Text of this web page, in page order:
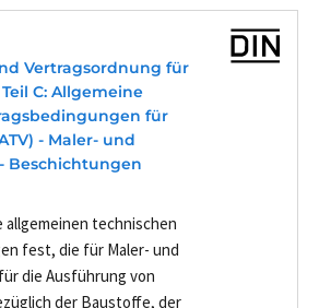
Vertragsordnung für
C: Allgemeine
für
- Maler- und
Beschichtungen
allgemeinen technischen
fest, die für Maler- und
die Ausführung von
der Baustoffe, der